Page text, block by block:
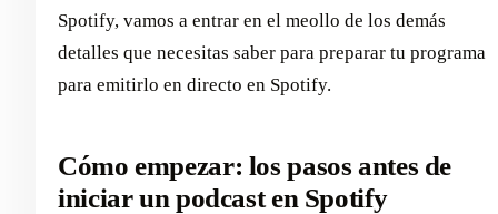
Spotify, vamos a entrar en el meollo de los demás
detalles que necesitas saber para preparar tu programa
para emitirlo en directo en Spotify.
Cómo empezar: los pasos antes de
iniciar un podcast en Spotify